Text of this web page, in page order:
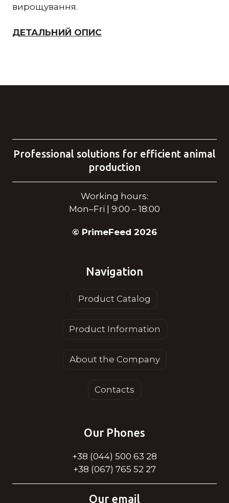
вирощування.
ДЕТАЛЬНИЙ ОПИС
Professional solutions for efficient animal
production
Working hours:
Mon–Fri | 9:00 – 18:00
© PrimeFeed 2026
Navigation
Product Catalog
Product Information
About the Company
Contacts
Our Phones
+38 (044) 500 63 28
+38 (067) 765 52 27
Our email